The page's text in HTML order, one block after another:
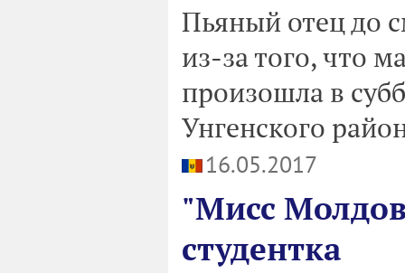
Пьяный отец до
из-за того, что
произошла в
Унгенского
16.05.2017
"Мисс
студентка